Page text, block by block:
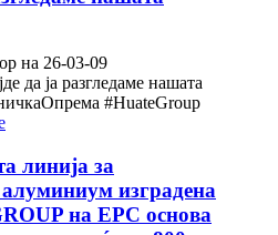
на 26-03-09
да ја разгледаме нашата
#HuateGroup
линија за
изградена
на EPC основа